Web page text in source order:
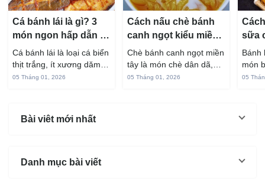
Cá bánh lái là gì? 3
món ngon hấp dẫn từ
cá bánh lái
Cá bánh lái là loại cá biển
thịt trắng, ít xương dăm,
vị ngọt và rất dễ ăn khi
thể...
05 Tháng 01, 2026
Cách nấu chè bánh
canh ngọt kiểu miền
Tây ngon chuẩn vị
Chè bánh canh ngọt miền
tây là món chè dân dã,
gắn liền với đời sống sinh
05 Tháng 01, 2026
sữa
hấp
Bánh
món
mùi
05
Bài viêt mới nhất
Danh mục bài viết